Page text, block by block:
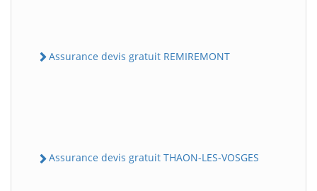
Assurance devis gratuit REMIREMONT
Assurance devis gratuit THAON-LES-VOSGES